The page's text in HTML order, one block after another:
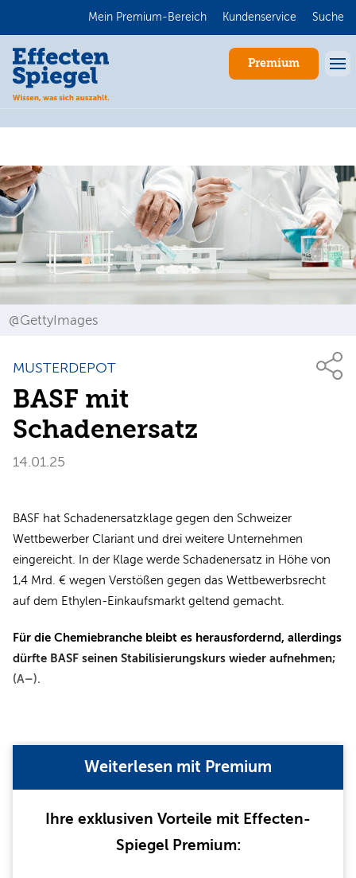
Mein Premium-Bereich Kundenservice Suche
Premium
@GettyImages
MUSTERDEPOT
BASF mit
Schadenersatz
14.01.25
BASF hat Schadenersatzklage gegen den Schweizer
Wettbewerber Clariant und drei weitere Unternehmen
eingereicht. In der Klage werde Schadenersatz in Höhe von
1,4 Mrd. € wegen Verstößen gegen das Wettbewerbsrecht
auf dem Ethylen-Einkaufsmarkt geltend gemacht.
Für die Chemiebranche bleibt es herausfordernd, allerdings
dürfte BASF seinen Stabilisierungskurs wieder aufnehmen;
(A–).
Weiterlesen mit Premium
Ihre exklusiven Vorteile mit Effecten-
Spiegel Premium:
Anmelden